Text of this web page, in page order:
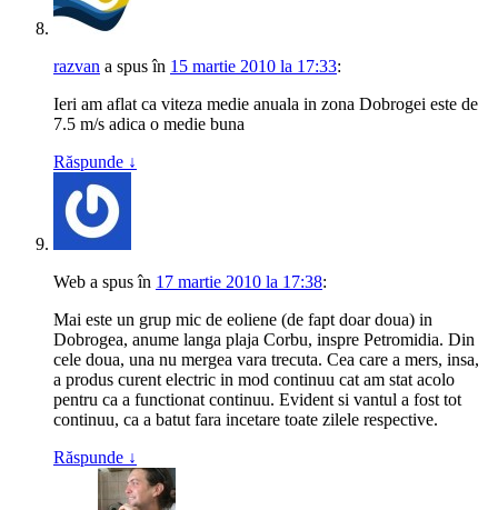
razvan a spusîn 15 martie 2010 la 17:33:
Ieri am aflat ca viteza medie anuala in zona Dobrogei este de
7.5 m/s adica o medie buna
Răspunde ↓
Web a spusîn 17 martie 2010 la 17:38:
Mai este un grup mic de eoliene (de fapt doar doua) in
Dobrogea, anume langa plaja Corbu, inspre Petromidia. Din
cele doua, una nu mergea vara trecuta. Cea care a mers, insa,
a produs curent electric in mod continuu cat am stat acolo
pentru ca a functionat continuu. Evident si vantul a fost tot
continuu, ca a batut fara incetare toate zilele respective.
Răspunde ↓